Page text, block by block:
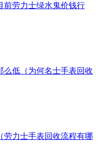
前劳力士绿水鬼价钱行
么低（为何名士手表回收
劳力士手表回收流程有哪